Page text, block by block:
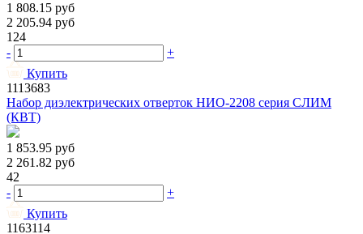
1 808.15 руб
2 205.94 руб
124
-
+
Купить
1113683
Набор диэлектрических отверток НИО-2208 серия СЛИМ
(КВТ)
1 853.95 руб
2 261.82 руб
42
-
+
Купить
1163114